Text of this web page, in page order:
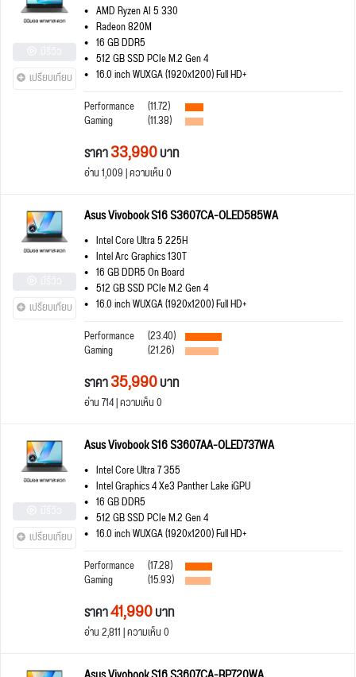
เปรียบเทียบ
AMD Ryzen AI 5 330
Radeon 820M
16 GB DDR5
512 GB SSD PCIe M.2 Gen 4
16.0 inch WUXGA (1920x1200) Full HD+
Performance
(11.72)
Gaming (11.38)
ราคา33,990บาท
อ่าน 1,009 | ความเห็น 0
เปรียบเทียบ
Asus Vivobook S16 S3607CA-OLED585WA
Intel Core Ultra 5 225H
Intel Arc Graphics 130T
16 GB DDR5 On Board
512 GB SSD PCIe M.2 Gen 4
16.0 inch WUXGA (1920x1200) Full HD+
Performance
(23.40)
Gaming (21.26)
ราคา35,990บาท
อ่าน 714 | ความเห็น 0
เปรียบเทียบ
Asus Vivobook S16 S3607AA-OLED737WA
Intel Core Ultra 7 355
Intel Graphics 4 Xe3 Panther Lake iGPU
16 GB DDR5
512 GB SSD PCIe M.2 Gen 4
16.0 inch WUXGA (1920x1200) Full HD+
Performance
(17.28)
Gaming (15.93)
ราคา41,990บาท
อ่าน 2,811 | ความเห็น 0